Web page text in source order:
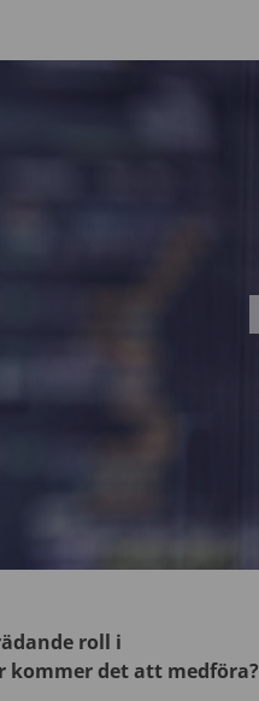
roll i
kommer det att medföra?